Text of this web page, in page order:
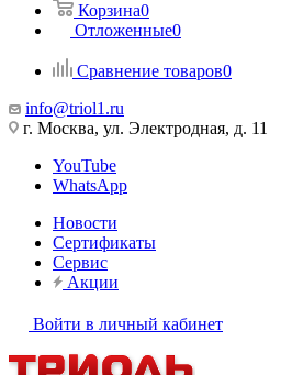
Корзина0
Отложенные0
Сравнение товаров0
info@triol1.ru
г. Москва, ул. Электродная, д. 11
YouTube
WhatsApp
Новости
Сертификаты
Сервис
Акции
Войти в личный кабинет